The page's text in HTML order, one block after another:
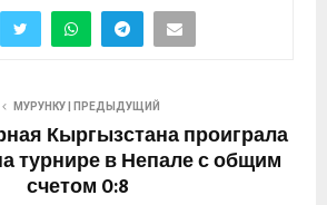
МУРУНКУ | ПРЕДЫДУЩИЙ
Кыргызстана проиграла
турнире в Непале с общим
счетом 0:8